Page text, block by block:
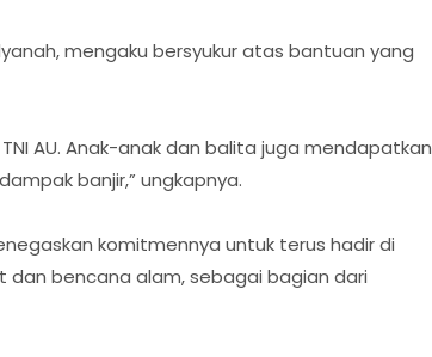
mengaku bersyukur atas bantuan yang
AU. Anak-anak dan balita juga mendapatkan
banjir,” ungkapnya.
komitmennya untuk terus hadir di
dan bencana alam, sebagai bagian dari